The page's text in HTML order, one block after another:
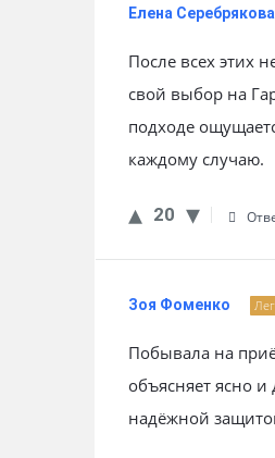
Елена Серебрякова
После всех этих
свой выбор на
подходе
каждому случаю.
20
Зоя Фоменко
Побывала на
объясняет ясно и
надёжной